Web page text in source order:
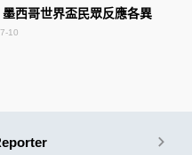
墨西哥世界盃民眾反應各異
10